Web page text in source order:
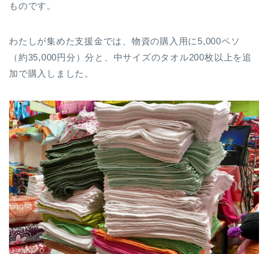
ものです。
わたしが集めた支援金では、物資の購入用に5,000ペソ
（約35,000円分）分と、中サイズのタオル200枚以上を追
加で購入しました。